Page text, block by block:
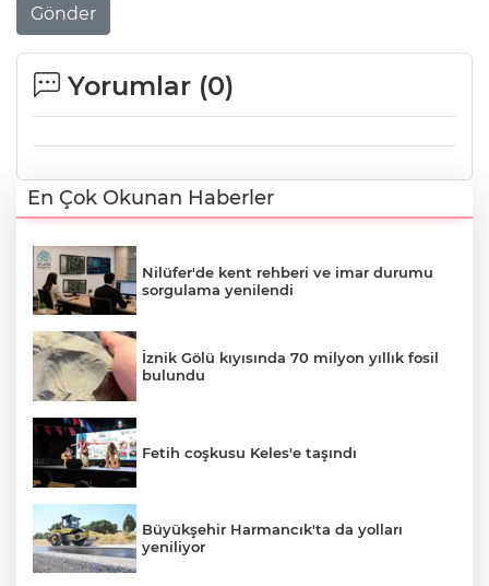
Gönder
Yorumlar (0)
En Çok Okunan Haberler
Nilüfer'de kent rehberi ve imar durumu
sorgulama yenilendi
İznik Gölü kıyısında 70 milyon yıllık fosil
bulundu
Fetih coşkusu Keles'e taşındı
Büyükşehir Harmancık'ta da yolları
yeniliyor